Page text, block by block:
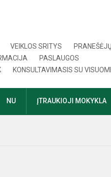
VEIKLOS SRITYS
PASLAUGOS
KONSULTAVIMASIS SU
NU ĮTRAUKIOJI MOKYKLA